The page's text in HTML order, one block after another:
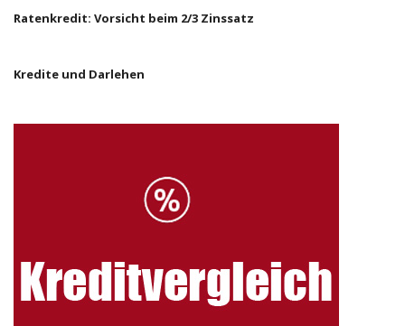
Ratenkredit: Vorsicht beim 2/3 Zinssatz
Kredite und Darlehen